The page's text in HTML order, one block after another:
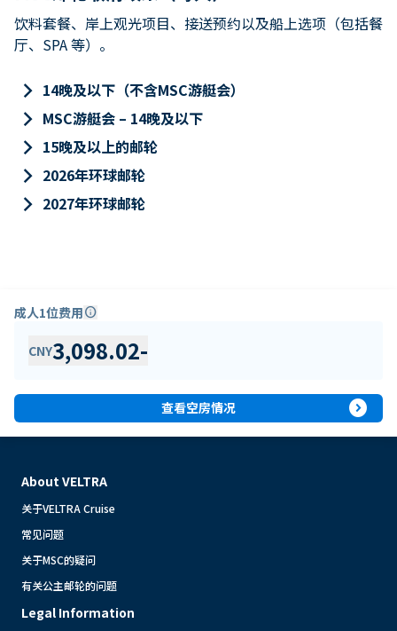
饮料套餐、岸上观光项目、接送预约以及船上选项（包括餐
厅、SPA 等）。
keyboard_arrow_right 14晚及以下（不含MSC游艇会）
keyboard_arrow_right MSC游艇会 – 14晚及以下
keyboard_arrow_right 15晚及以上的邮轮
keyboard_arrow_right 2026年环球邮轮
keyboard_arrow_right 2027年环球邮轮
成人1位费用info
CNY3,098.02-
查看空房情况 expand_circle_right
About VELTRA
关于VELTRA Cruise
常见问题
关于MSC的疑问
有关公主邮轮的问题
Legal Information